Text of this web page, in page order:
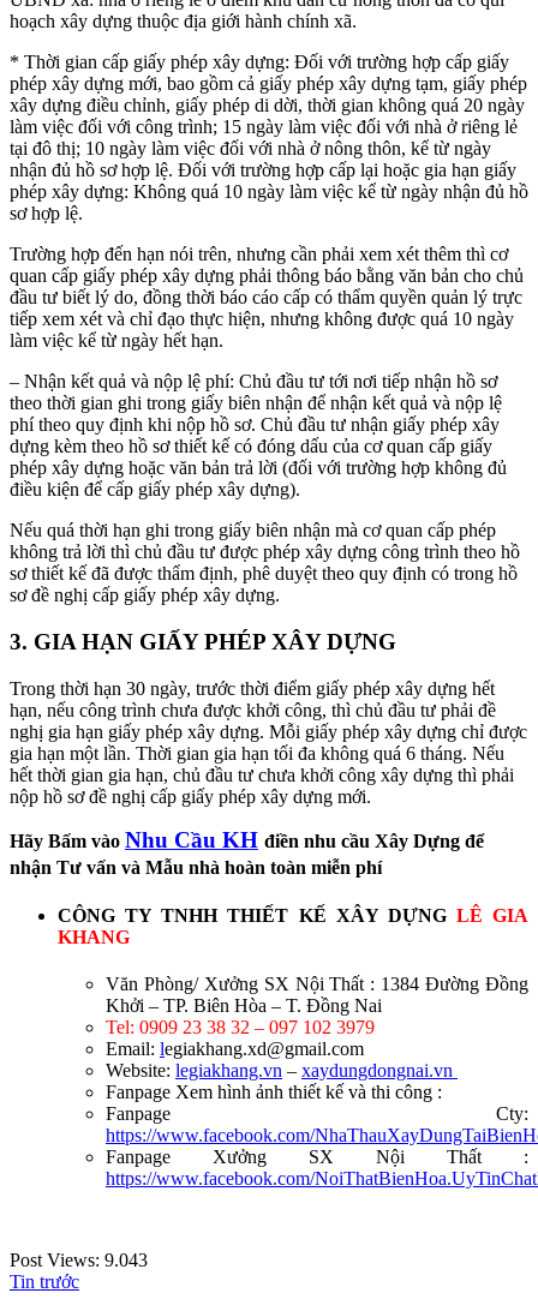
hoạch xây dựng thuộc địa giới hành chính xã.
* Thời gian cấp giấy phép xây dựng: Đối với trường hợp cấp giấy
phép xây dựng mới, bao gồm cả giấy phép xây dựng tạm, giấy phép
xây dựng điều chỉnh, giấy phép di dời, thời gian không quá 20 ngày
làm việc đối với công trình; 15 ngày làm việc đối với nhà ở riêng lẻ
tại đô thị; 10 ngày làm việc đối với nhà ở nông thôn, kể từ ngày
nhận đủ hồ sơ hợp lệ. Đối với trường hợp cấp lại hoặc gia hạn giấy
phép xây dựng: Không quá 10 ngày làm việc kể từ ngày nhận đủ hồ
sơ hợp lệ.
Trường hợp đến hạn nói trên, nhưng cần phải xem xét thêm thì cơ
quan cấp giấy phép xây dựng phải thông báo bằng văn bản cho chủ
đầu tư biết lý do, đồng thời báo cáo cấp có thẩm quyền quản lý trực
tiếp xem xét và chỉ đạo thực hiện, nhưng không được quá 10 ngày
làm việc kể từ ngày hết hạn.
– Nhận kết quả và nộp lệ phí: Chủ đầu tư tới nơi tiếp nhận hồ sơ
theo thời gian ghi trong giấy biên nhận để nhận kết quả và nộp lệ
phí theo quy định khi nộp hồ sơ. Chủ đầu tư nhận giấy phép xây
dựng kèm theo hồ sơ thiết kế có đóng dấu của cơ quan cấp giấy
phép xây dựng hoặc văn bản trả lời (đối với trường hợp không đủ
điều kiện để cấp giấy phép xây dựng).
Nếu quá thời hạn ghi trong giấy biên nhận mà cơ quan cấp phép
không trả lời thì chủ đầu tư được phép xây dựng công trình theo hồ
sơ thiết kế đã được thẩm định, phê duyệt theo quy định có trong hồ
sơ đề nghị cấp giấy phép xây dựng.
3. GIA HẠN GIẤY PHÉP XÂY DỰNG
Trong thời hạn 30 ngày, trước thời điểm giấy phép xây dựng hết
hạn, nếu công trình chưa được khởi công, thì chủ đầu tư phải đề
nghị gia hạn giấy phép xây dựng. Mỗi giấy phép xây dựng chỉ được
gia hạn một lần. Thời gian gia hạn tối đa không quá 6 tháng. Nếu
hết thời gian gia hạn, chủ đầu tư chưa khởi công xây dựng thì phải
nộp hồ sơ đề nghị cấp giấy phép xây dựng mới.
Hãy Bấm vào Nhu Cầu KH điền nhu cầu Xây Dựng để
nhận Tư vấn và Mẫu nhà hoàn toàn miễn phí
CÔNG TY TNHH THIẾT KẾ XÂY DỰNG LÊ GIA
KHANG
Văn Phòng/ Xưởng SX Nội Thất : 1384 Đường Đồng
Khởi – TP. Biên Hòa – T. Đồng Nai
Tel: 0909 23 38 32 – 097 102 3979
Email: legiakhang.xd@gmail.com
Website: legiakhang.vn – xaydungdongnai.vn
Fanpage Xem hình ảnh thiết kế và thi công :
Fanpage Cty:
https://www.facebook.com/
Fanpage Xưởng SX Nội Thất :
https://www.facebook.com/
Post Views: 9.043
Tin trước